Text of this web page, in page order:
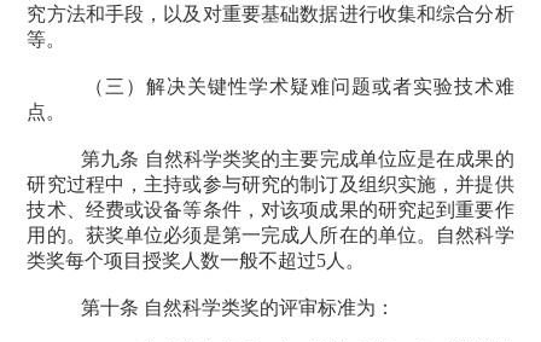
究方法和手段，以及对重要基础数据进行收集和综合分析
等。
（三）解决关键性学术疑难问题或者实验技术难
点。
第九条 自然科学类奖的主要完成单位应是在成果的
研究过程中，主持或参与研究的制订及组织实施，并提供
技术、经费或设备等条件，对该项成果的研究起到重要作
用的。获奖单位必须是第一完成人所在的单位。自然科学
类奖每个项目授奖人数一般不超过5 人。
第十条 自然科学类奖的评审标准为：